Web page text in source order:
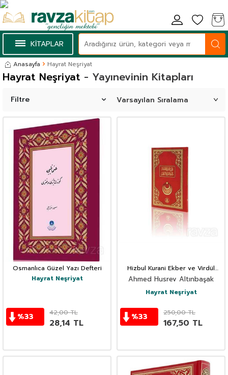
KİTAPLAR
Anasayfa Hayrat Neşriyat
- Yayınevinin Kitapları
Hayrat Neşriyat
Filtre
Osmanlıca Güzel Yazı Defteri
Hayrat Neşriyat
%33 42,00TL
28,14 TL
Hizbul Kurani Ekber ve Virdül
Kurani El Azım
Ahmed Husrev Altınbaşak
Hayrat Neşriyat
%33 250,00TL
167,50 TL